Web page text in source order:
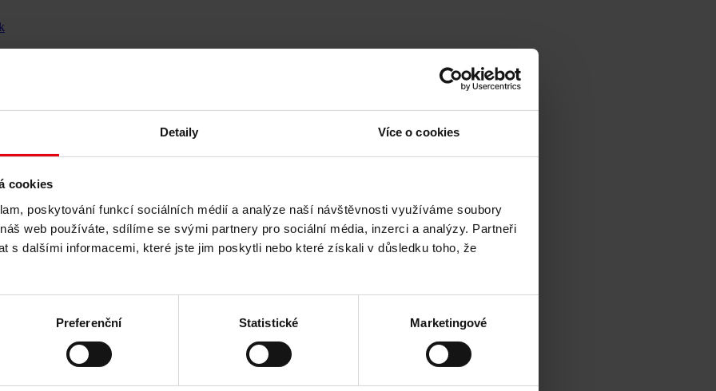
Detaily Více o cookies
cookies
poskytování funkcí sociálních médií a analýze naší návštěvnosti využíváme soubory
web používáte, sdílíme se svými partnery pro sociální média, inzerci a analýzy. Partneři
s dalšími informacemi, které jste jim poskytli nebo které získali v důsledku toho, že
Preferenční Statistické Marketingové
budov